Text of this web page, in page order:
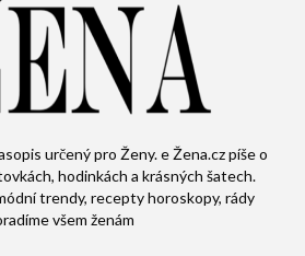
určený pro Ženy. e Žena.cz píše o
hodinkách a krásných šatech.
trendy, recepty horoskopy, rády
všem ženám